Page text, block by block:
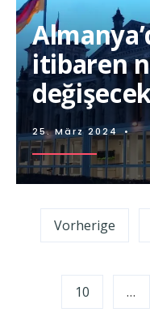
itibaren
25. März 2024 •
der
Beiträge
Vorherige
10 …